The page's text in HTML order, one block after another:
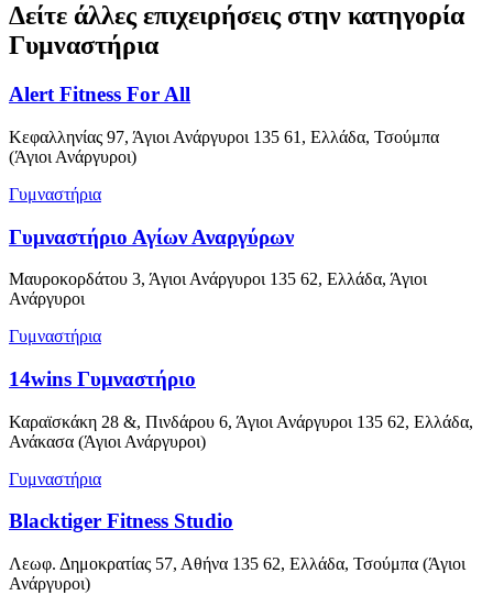
Δείτε άλλες επιχειρήσεις στην κατηγορία
Γυμναστήρια
Alert Fitness For All
Κεφαλληνίας 97, Άγιοι Ανάργυροι 135 61, Ελλάδα, Τσούμπα
(Άγιοι Ανάργυροι)
Γυμναστήρια
Γυμναστήριο Αγίων Αναργύρων
Μαυροκορδάτου 3, Άγιοι Ανάργυροι 135 62, Ελλάδα, Άγιοι
Ανάργυροι
Γυμναστήρια
14wins Γυμναστήριο
Καραϊσκάκη 28 &, Πινδάρου 6, Άγιοι Ανάργυροι 135 62, Ελλάδα,
Ανάκασα (Άγιοι Ανάργυροι)
Γυμναστήρια
Blacktiger Fitness Studio
Λεωφ. Δημοκρατίας 57, Αθήνα 135 62, Ελλάδα, Τσούμπα (Άγιοι
Ανάργυροι)